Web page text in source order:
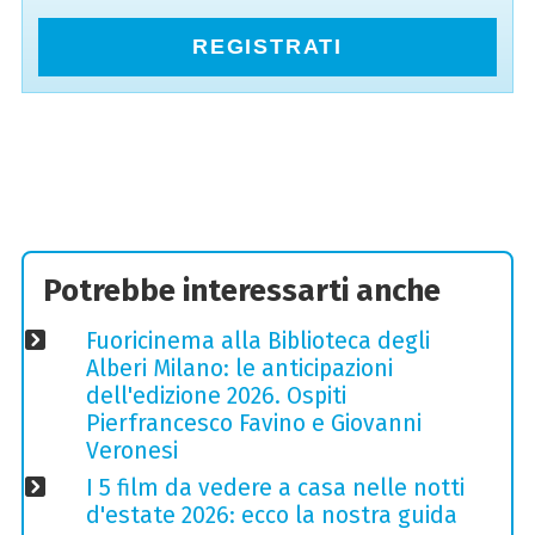
REGISTRATI
Potrebbe interessarti anche
Fuoricinema alla Biblioteca degli
Alberi Milano: le anticipazioni
dell'edizione 2026. Ospiti
Pierfrancesco Favino e Giovanni
Veronesi
I 5 film da vedere a casa nelle notti
d'estate 2026: ecco la nostra guida